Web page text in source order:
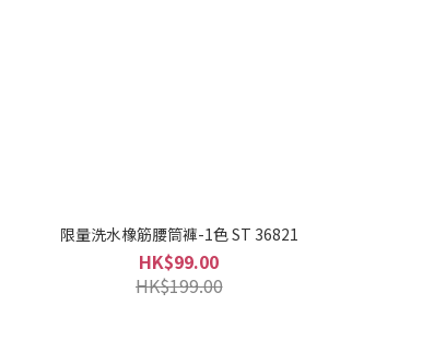
限量洗水橡筋腰筒褲-1色 ST 36821
HK$99.00
HK$199.00